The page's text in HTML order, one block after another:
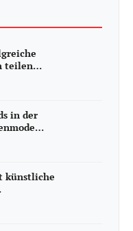
teilen…
in der
künstliche